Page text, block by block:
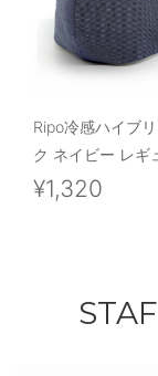
Ripo冷感ハイブ
ク ネイビー レギ
¥1,320